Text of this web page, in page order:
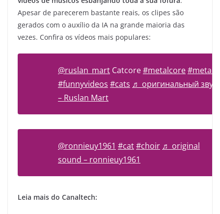
Apesar de parecerem bastante reais, os clipes são
gerados com o auxílio da IA na grande maioria das
vezes. Confira os vídeos mais populares:
@ruslan_mart Catcore#metalcore#metal
#funnyvideos #cats ♬ оригинальный звук
– Ruslan Mart
@ronnieuy1961 #cat#choir ♬ original
sound – ronnieuy1961
Leia mais do Canaltech: